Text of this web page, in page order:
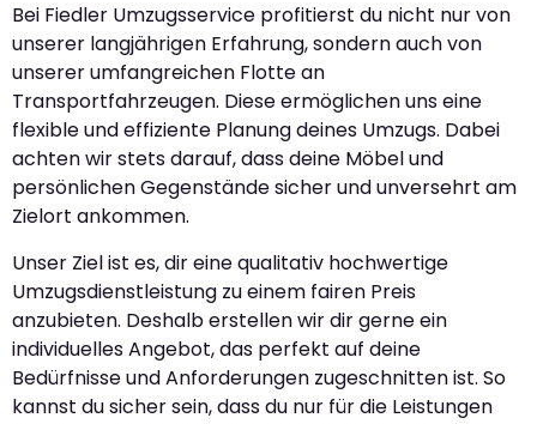
Bei Fiedler Umzugsservice profitierst du nicht nur von
unserer langjährigen Erfahrung, sondern auch von
unserer umfangreichen Flotte an
Transportfahrzeugen. Diese ermöglichen uns eine
flexible und effiziente Planung deines Umzugs. Dabei
achten wir stets darauf, dass deine Möbel und
persönlichen Gegenstände sicher und unversehrt am
Zielort ankommen.
Unser Ziel ist es, dir eine qualitativ hochwertige
Umzugsdienstleistung zu einem fairen Preis
anzubieten. Deshalb erstellen wir dir gerne ein
individuelles Angebot, das perfekt auf deine
Bedürfnisse und Anforderungen zugeschnitten ist. So
kannst du sicher sein, dass du nur für die Leistungen